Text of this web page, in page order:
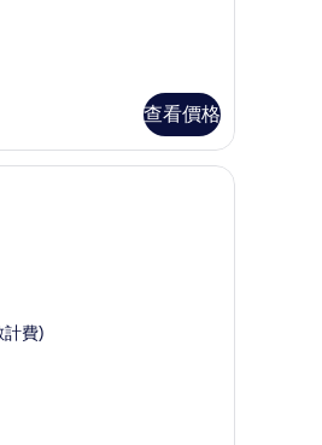
查看價格
尊榮雙床房 (Deluxe) | 高級寢具、舒適加層、
計費)